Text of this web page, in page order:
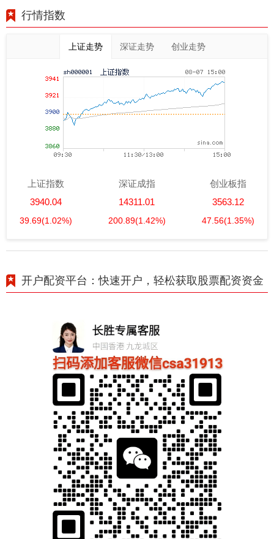
行情指数
上证走势 深证走势 创业走势
上证指数
3940.04
39.69(1.02%)
深证成指
14311.01
200.89(1.42%)
创业板指
3563.12
47.56(1.35%)
开户配资平台：快速开户，轻松获取股票配资资金